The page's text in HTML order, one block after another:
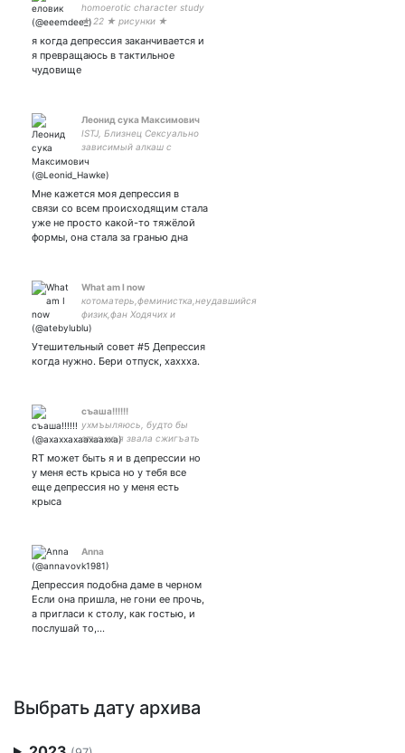
homoerotic character study
★ 22 ★ рисунки ★
я когда депрессия заканчивается и
я превращаюсь в тактильное
чудовище
Леонид сука Максимович
ISTJ, Близнец Сексуально
зависимый алкаш с
депрессией, ПРЛ и
любовью к Наруто.
Любимая женщина:
Мне кажется моя депрессия в
связи со всем происходящим стала
уже не просто какой-то тяжёлой
формы, она стала за гранью дна
What am I now
котоматерь,феминистка,неудавшийся
физик,фан Ходячих и
нейрофизиологии хочу быть важной
обезьяной,пишу говнокод,
Утешительный совет #5 Депрессия
когда нужно. Бери отпуск, хаххха.
съаша!!!!!!
ухмъыляюсь, будто бы
этъо не я звала сжигъать
это время замыъшляла
прикол въека, но нъе
получилось.||моъй идол
RT может быть я и в депрессии но
у меня есть крыса но у тебя все
еще депрессия но у меня есть
крыса
Anna
Депрессия подобна даме в черном
Если она пришла, не гони ее прочь,
а пригласи к столу, как гостью, и
послушай то,…
Выбрать дату архива